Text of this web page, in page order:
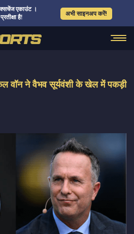
एकाउंट ।
है!
अभी साइनअप करें!
वॉन ने वैभव सूर्यवंशी के खेल में पकड़ी